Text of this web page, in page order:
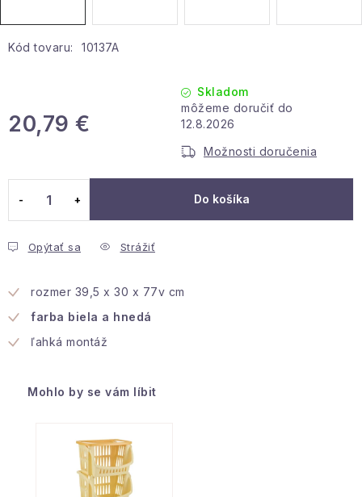
Veľkoobchodná spolupráca
Obchodné podmienky
Info o nákupe
Kontakty O nás
Kód tovaru: 10137A
20,79 €
Skladom
12.8.2026
Možnosti doručenia
Do košíka
Opýtať sa Strážiť
rozmer 39,5 x 30 x 77v cm
farba biela a hnedá
ľahká montáž
Mohlo by se vám líbit